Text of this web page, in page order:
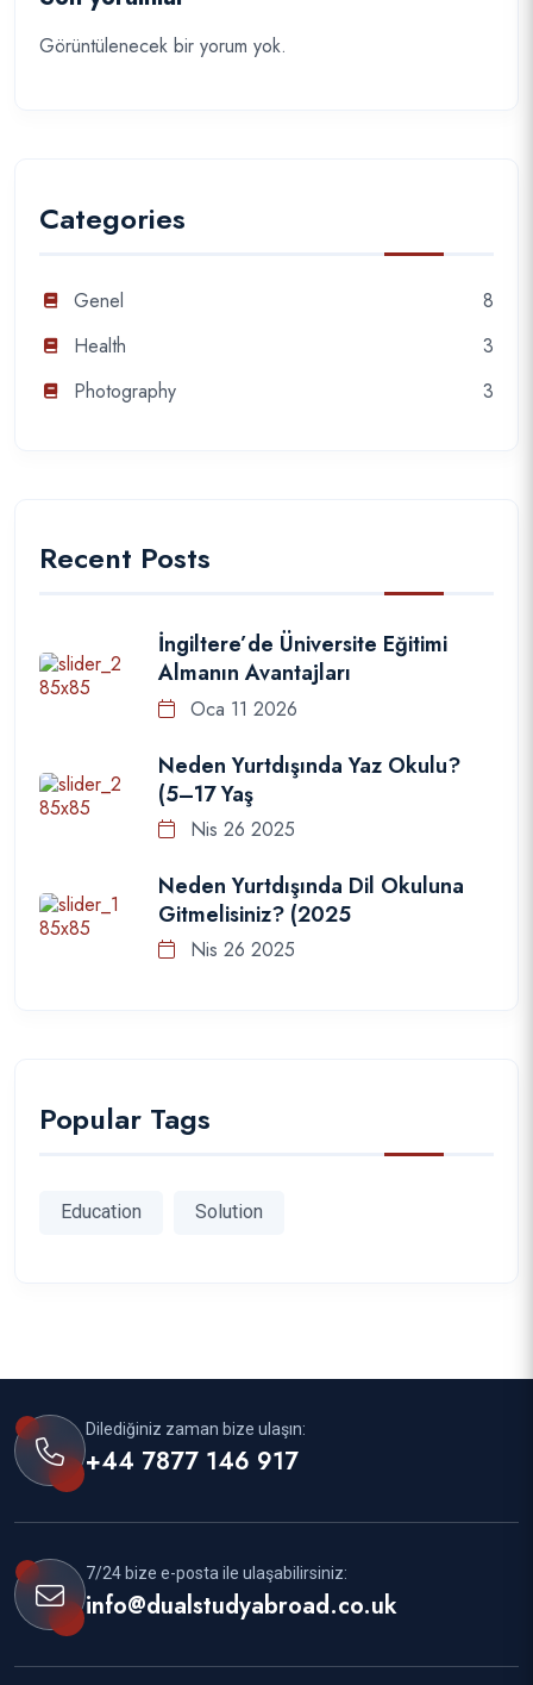
Görüntülenecek bir yorum yok.
Categories
Genel
8
Health
3
Photography
3
Recent Posts
İngiltere’de Üniversite Eğitimi
Almanın Avantajları
Oca 11 2026
Neden Yurtdışında Yaz Okulu?
(5–17 Yaş
Nis 26 2025
Neden Yurtdışında Dil Okuluna
Gitmelisiniz? (2025
Nis 26 2025
Popular Tags
Education Solution
Dilediğiniz zaman bize ulaşın:
+44 7877 146 917
7/24 bize e-posta ile ulaşabilirsiniz:
info@dualstudyabroad.co.uk